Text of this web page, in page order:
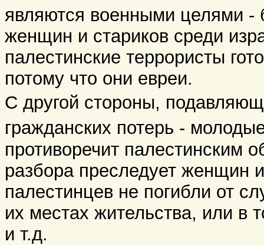
являются военными целями -
женщин и стариков среди
палестинские террористы
потому что они евреи.
С другой стороны,
гражданских потерь -
противоречит палестинским
разбора преследует женщин
палестинцев не погибли от
их местах жительства, или в
и т.д.